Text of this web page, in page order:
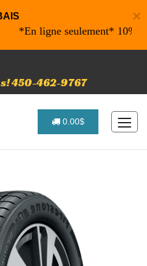
×
*En ligne seulement* 10% de
450-462-9767
0.00$